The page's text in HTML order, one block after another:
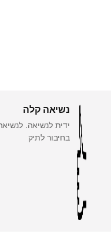
נשיאה קלה
ידית לנשיאה.
בחיבור לתיק